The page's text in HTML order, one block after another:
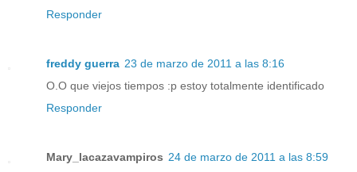
Responder
freddy guerra 23 de marzo de 2011 a las 8:16
O.O que viejos tiempos :p estoy totalmente identificado
Responder
Mary_lacazavampiros 24 de marzo de 2011 a las 8:59